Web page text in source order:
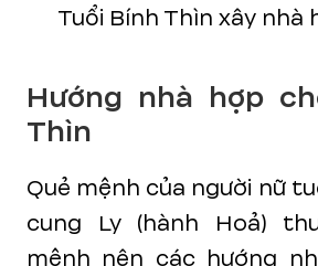
Tuổi Bính Thìn xây nhà
Hướng nhà hợp
Thìn
Quẻ mệnh của người nữ
cung Ly (hành Hoả)
mệnh nên các hướng